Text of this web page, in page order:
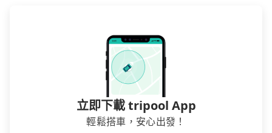
黃司機不按表收費，看乘客是外地人便漫天喊價或恣意
繞路。但如果全程使用tripool並到府專車接送，則每人
平均花費約2,420元，費時5小時15分鐘。長距離移動確
實搭乘高鐵可以比坐車快25分鐘，但卻要額外支出約
120元的交通費，所以對於不是這麼趕時間的人來說，預
約tripool還是比較划算的。如果你僅有兩位乘車，也可
參考tripool的拼車共乘服務，最多可再節省50%的交通
立即下載 tripool App
輕鬆搭車，安心出發！